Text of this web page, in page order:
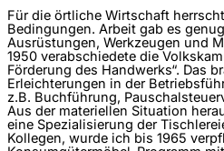
Für die örtliche Wirtschaft
Bedingungen. Arbeit gab es
Ausrüstungen, Werkzeugen und
1950 verabschiedete die
Förderung des Handwerks“. Das
Erleichterungen in der
z.B. Buchführung,
Aus der materiellen Situation
eine Spezialisierung der
Kollegen, wurde ich bis 1965